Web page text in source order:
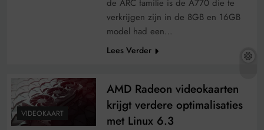
de ARC familie is de A770 die te
verkrijgen zijn in de 8GB en 16GB
model had een…
Lees Verder
VIDEOKAART
AMD Radeon videokaarten
krijgt verdere optimalisaties
met Linux 6.3